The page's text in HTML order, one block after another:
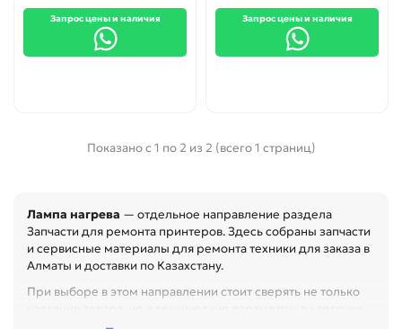
Запрос цены и наличия Запрос цены и наличия
Показано с 1 по 2 из 2 (всего 1 страниц)
Лампа нагрева — отдельное направление раздела
Запчасти для ремонта принтеров. Здесь собраны запчасти
и сервисные материалы для ремонта техники для заказа в
Алматы и доставки по Казахстану.
При выборе в этом направлении стоит сверять не только